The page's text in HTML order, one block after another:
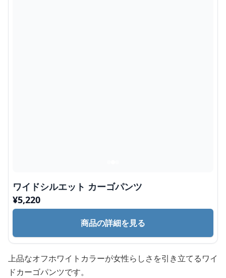
ワイドシルエット カーゴパンツ
¥5,220
商品の詳細を見る
上品なオフホワイトカラーが女性らしさを引き立てるワイ
ドカーゴパンツです。